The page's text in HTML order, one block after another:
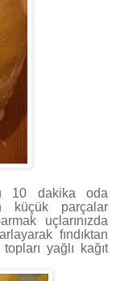
10 dakika oda
küçük parçalar
uçlarınızda
fındıktan
yağlı kağıt